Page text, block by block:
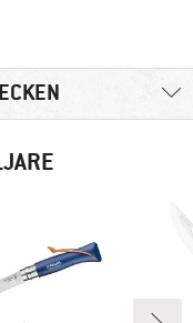
information här!